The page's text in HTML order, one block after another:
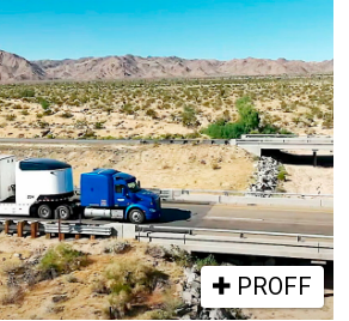
PROFF